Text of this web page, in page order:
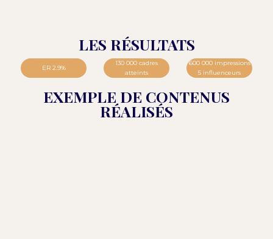
LES RÉSULTATS
ER 2.9%
130 000 cadres
atteints
600 000 impressions
5 influenceurs
EXEMPLE DE CONTENUS
RÉALISÉS